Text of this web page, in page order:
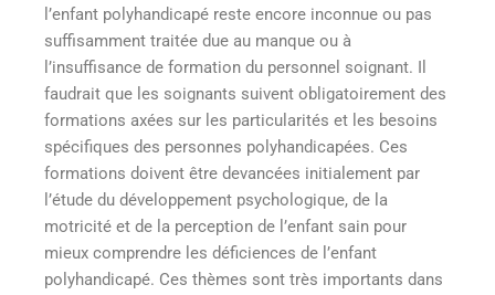
l’enfant polyhandicapé reste encore inconnue ou pas
suffisamment traitée due au manque ou à
l’insuffisance de formation du personnel soignant. Il
faudrait que les soignants suivent obligatoirement des
formations axées sur les particularités et les besoins
spécifiques des personnes polyhandicapées. Ces
formations doivent être devancées initialement par
l’étude du développement psychologique, de la
motricité et de la perception de l’enfant sain pour
mieux comprendre les déficiences de l’enfant
polyhandicapé. Ces thèmes sont très importants dans